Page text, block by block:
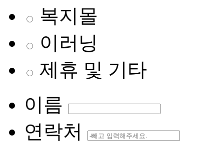
복지몰
이러닝
제휴 및 기타
이름
연락처